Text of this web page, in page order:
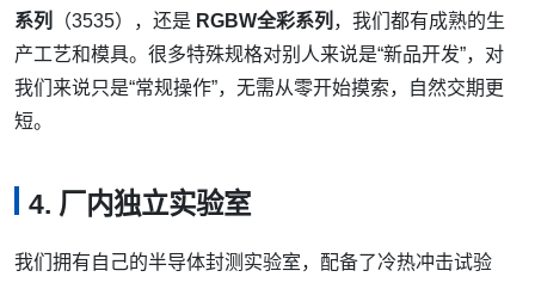
系列
（3535），还是 RGBW全彩系列 ，我们都有成熟的生
产工艺和模具。很多特殊规格对别人来说是“新品开发”，对
我们来说只是“常规操作”，无需从零开始摸索，自然交期更
短。
4. 厂内独立实验室
我们拥有自己的半导体封测实验室，配备了冷热冲击试验